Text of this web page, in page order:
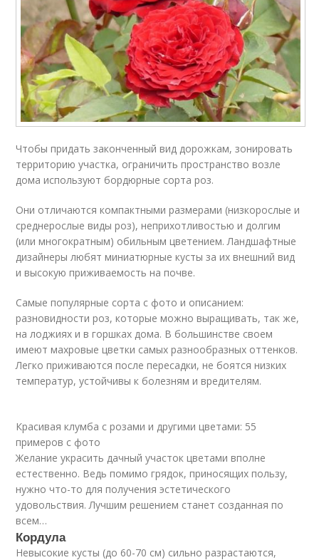
Чтобы придать законченный вид дорожкам, зонировать
территорию участка, ограничить пространство возле
дома используют бордюрные сорта роз.
Они отличаются компактными размерами (низкорослые и
среднерослые виды роз), неприхотливостью и долгим
(или многократным) обильным цветением. Ландшафтные
дизайнеры любят миниатюрные кусты за их внешний вид
и высокую приживаемость на почве.
Самые популярные сорта с фото и описанием:
разновидности роз, которые можно выращивать, так же,
на лоджиях и в горшках дома. В большинстве своем
имеют махровые цветки самых разнообразных оттенков.
Легко приживаются после пересадки, не боятся низких
температур, устойчивы к болезням и вредителям.
Красивая клумба с розами и другими цветами: 55
примеров с фото
Желание украсить дачный участок цветами вполне
естественно. Ведь помимо грядок, приносящих пользу,
нужно что-то для получения эстетического
удовольствия. Лучшим решением станет созданная по
всем…
Кордула
Невысокие кусты (до 60-70 см) сильно разрастаются,